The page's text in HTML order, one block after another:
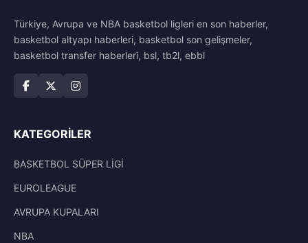
Türkiye, Avrupa ve NBA basketbol ligleri en son haberler,
basketbol altyapı haberleri, basketbol son gelişmeler,
basketbol transfer haberleri, bsl, tb2l, ebbl
KATEGORILER
BASKETBOL SÜPER LİGİ
EUROLEAGUE
AVRUPA KUPALARI
NBA